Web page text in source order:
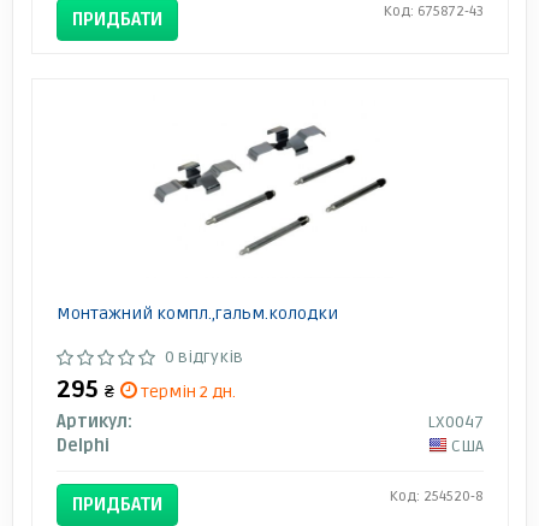
ПРИДБАТИ Код: 675872-43
Монтажний компл.,гальм.колодки
0 відгуків
295 ₴
термін 2 дн.
Артикул:
LX0047
Delphi
США
ПРИДБАТИ Код: 254520-8